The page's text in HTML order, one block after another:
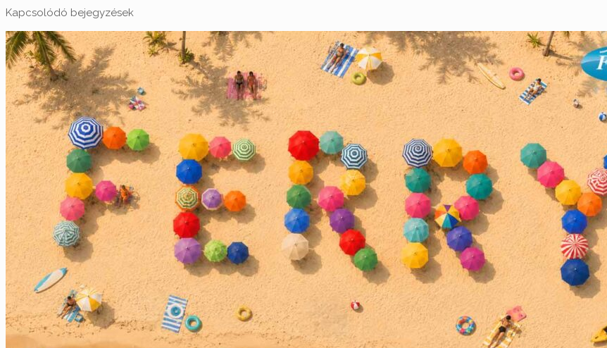
Kapcsolódó bejegyzések